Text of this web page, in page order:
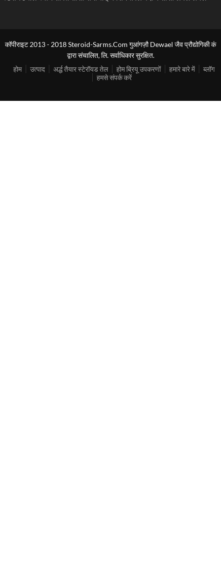
कॉपीराइट 2013 - 2018 Steroid-Sarms.Com गुआंगज़ौ Dewael जैव प्रौद्योगिकी कं
द्वारा संचालित, लि. सर्वाधिकार सुरक्षित.
होम
उत्पाद अर्द्ध तैयार स्टेरॉयड तेल होम ब्रियू उपकरणों हमारे बारे में
ब्लॉग
हमसे संपर्क करें